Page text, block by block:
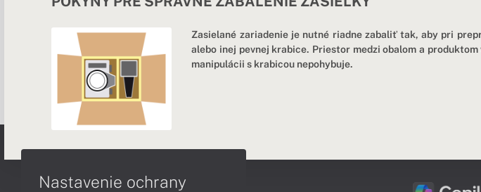
Zasielané zariadenie je nutné riadne zabaliť tak, aby pri
alebo inej pevnej krabice. Priestor medzi obalom a
manipulácii s krabicou nepohybuje.
Nastavenie ochrany